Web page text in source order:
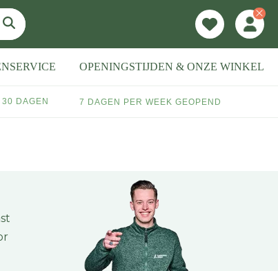
OPENINGSTIJDEN & ONZE WINKEL
DAGEN 7 DAGEN PER WEEK GEOPEND